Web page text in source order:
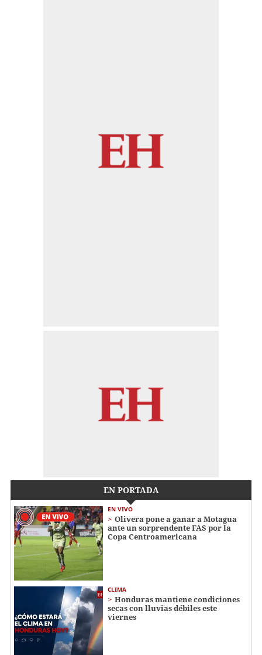
EN PORTADA
EN VIVO
Olivera pone a ganar a Motagua
ante un sorprendente FAS por la
Copa Centroamericana
CLIMA
Honduras mantiene condiciones
secas con lluvias débiles este
viernes